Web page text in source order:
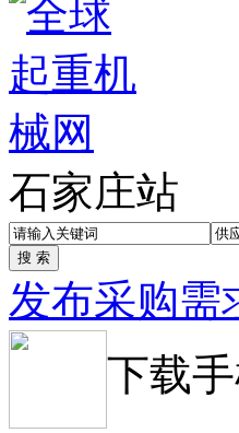
石家庄站
发布采购需
下载